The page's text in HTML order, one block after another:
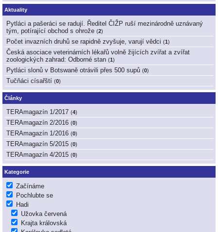
Aktuality
Pytláci a pašeráci se radují. Ředitel ČIŽP ruší mezinárodně uznávaný
tým, potírající obchod s ohrože (2)
Počet invazních druhů se rapidně zvyšuje, varují vědci (1)
Česká asociace veterinárních lékařů volně žijících zvířat a zvířat
zoologických zahrad: Odborné stan (1)
Pytláci slonů v Botswaně otrávili přes 500 supů (0)
Tučňáci císařští (0)
Články
TERAmagazín 1/2017 (4)
TERAmagazín 2/2016 (0)
TERAmagazín 1/2016 (0)
TERAmagazín 5/2015 (0)
TERAmagazín 4/2015 (0)
Kategorie
Začínáme
Pochlubte se
Hadi
Užovka červená
Krajta královská